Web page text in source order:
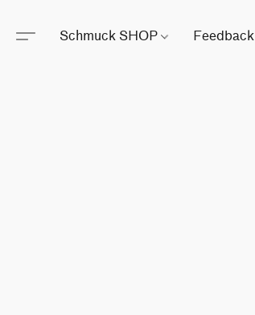
Schmuck SHOP Feedback